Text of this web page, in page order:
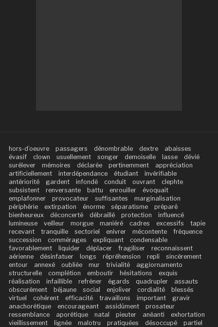
hors-d’oeuvre passagers dénombrable dextre
abaisses
évasif
clown usuellement songer demoiselle lasse
dévié
surélever
mémoires déclarée pertinemment
appréciation
artificiellement
interdépendance étudiant
invérifiable
antériorité
gardent infondé conduit ouvrant
clephte
subsistent
renversante battu enrouiller
évoquait
emplafonner
provocateur suffisantes
marginalisation
périphérie
extirpation énorme séparatisme
préparé
bienheureux
déconcerté débraillé protection
influencé
lumineuse
veilleur morgue maniéré cadres excessifs
tapie
recevant
tranquille sectoriel enivrer mécontente
fréquence
succession
commérages expliquant
condensable
favorablement
liquider déplacer fragiliser
reconnaissent
aérienne
désinfatuer longs répréhension repli
sincèrement
entour
annexé oubliée mur trivialité
aggiornamento
structurelle
complétion emboutir hésitations
exquis
réalisation
infaillible refréner égards quadrupler
assauts
obscurément
béjaune social enjoliver cordialité
blessés
virtuel
cohérent efficacité travaillons important
gravir
anachorétique
encourageant assidûment
prosateur
ressemblance
aporétique natal pieuter anéanti
exhortation
vieillissement
lignée malotru pratiquées désoccupé
partiel